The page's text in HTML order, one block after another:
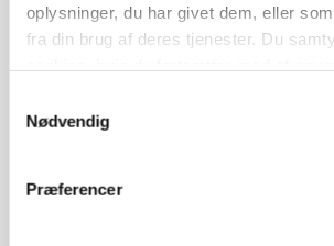
oplysninger, du har givet dem, eller
fra din brug af deres tjenester. Du
Nødvendig
Præferencer
ARRANGEMENT
Markvandring sætter fokus på
Annonce